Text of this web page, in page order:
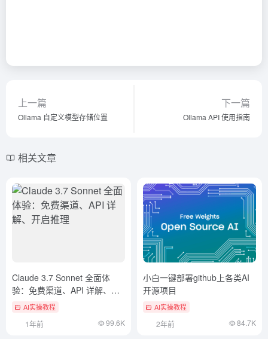
上一篇
Ollama 自定义模型存储位置
下一篇
Ollama API 使用指南
相关文章
Claude 3.7 Sonnet 全面体
验：免费渠道、API 详解、开
启推理
AI实操教程
1年前 99.6K
小白一键部署github上各类AI
开源项目
AI实操教程
2年前 84.7K